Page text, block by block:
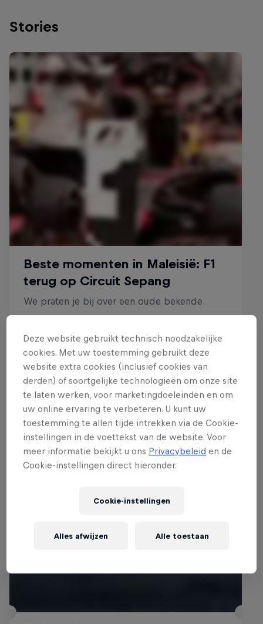
Stories
Events
Past
Deze website gebruikt technisch noodzakelijke
cookies. Met uw toestemming gebruikt deze
website extra cookies (inclusief cookies van
derden) of soortgelijke technologieën om onze site
te laten werken, voor marketingdoeleinden en om
uw online ervaring te verbeteren. U kunt uw
toestemming te allen tijde intrekken via de Cookie-
instellingen in de voettekst van de website. Voor
meer informatie bekijkt u ons Privacybeleid en de
Cookie-instellingen direct hieronder.
Cookie-instellingen
Alles afwijzen Alle toestaan